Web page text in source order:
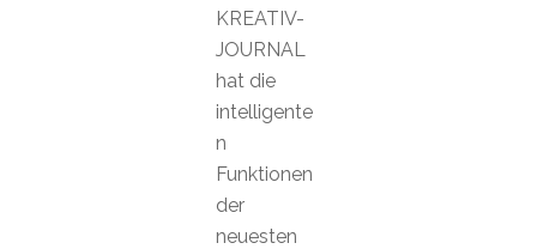
KREATIV-
JOURNAL
hat die
intelligente
n
Funktionen
der
neuesten